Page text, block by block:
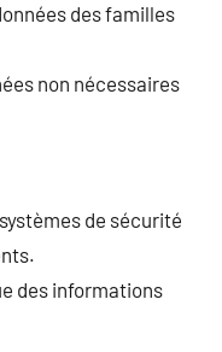
des familles
non nécessaires
de sécurité
des informations